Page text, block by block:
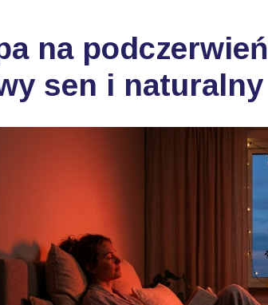
na
sen i